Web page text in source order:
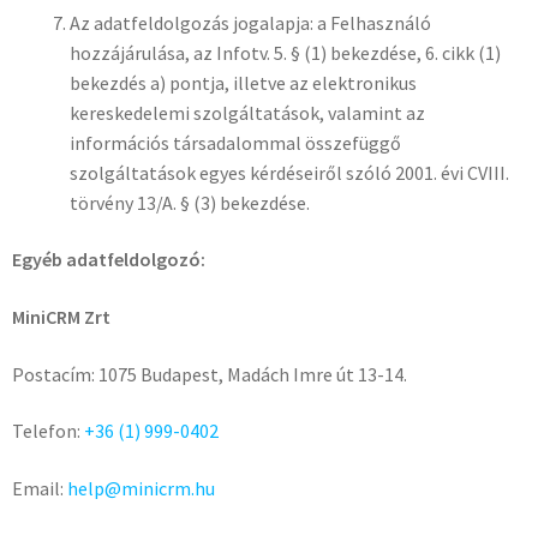
Az adatfeldolgozás jogalapja: a Felhasználó
hozzájárulása, az Infotv. 5. § (1) bekezdése, 6. cikk (1)
bekezdés a) pontja, illetve az elektronikus
kereskedelemi szolgáltatások, valamint az
információs társadalommal összefüggő
szolgáltatások egyes kérdéseiről szóló 2001. évi CVIII.
törvény 13/A. § (3) bekezdése.
Egyéb adatfeldolgozó:
MiniCRM Zrt
Postacím: 1075 Budapest, Madách Imre út 13-14.
Telefon: +36 (1) 999-0402
Email: help@minicrm.hu